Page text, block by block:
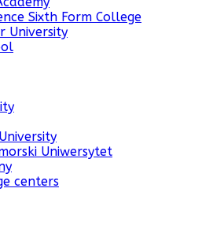
Sixth Form College
University
Uniwersytet
centers